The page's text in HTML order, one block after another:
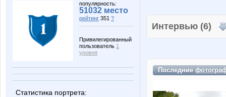
популярность:
51032 место
рейтинг 351 ?
Привилегированный
пользователь 1
уровня
Статистика портрета:
Интервью (6)
Последние